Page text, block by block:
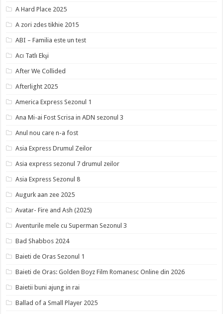
A Hard Place 2025
A zori zdes tikhie 2015
ABI – Familia este un test
Acı Tatlı Ekşi
After We Collided
Afterlight 2025
America Express Sezonul 1
Ana Mi-ai Fost Scrisa in ADN sezonul 3
Anul nou care n-a fost
Asia Express Drumul Zeilor
Asia express sezonul 7 drumul zeilor
Asia Express Sezonul 8
Augurk aan zee 2025
Avatar- Fire and Ash (2025)
Aventurile mele cu Superman Sezonul 3
Bad Shabbos 2024
Baieti de Oras Sezonul 1
Baieti de Oras: Golden Boyz Film Romanesc Online din 2026
Baietii buni ajung in rai
Ballad of a Small Player 2025